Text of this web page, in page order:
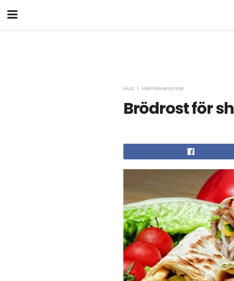
Hus Hemleveranser
Brödrost för